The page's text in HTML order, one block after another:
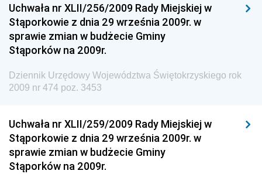
Dziennik Urzędowy Ministra Spraw Zagranicznych
Dziennik Urzędowy Centralnego Biura
Antykorupcyjnego
Wewnętrznego
Dziennik Urzędowy Urzędu Patentowego
Dziennik Urzędowy Generalnej Dyrekcji Dróg
Krajowych i Autostrad
Dziennik Urzędowy Ministra Środowiska
Uchwała nr XLII/256/2009 Rady Miejskiej w
Stąporkowie z dnia 29 września 2009r. w
sprawie zmian w budżecie Gminy
Stąporków na 2009r.
Dziennik Urzędowy Województwa Świętokrzyskiego rok
2009 nr 474 poz. 3453
Uchwała nr XLII/259/2009 Rady Miejskiej w
Stąporkowie z dnia 29 września 2009r. w
sprawie zmian w budżecie Gminy
Stąporków na 2009r.